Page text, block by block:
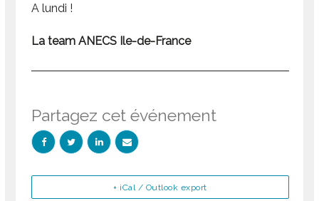
A lundi !
La team ANECS Ile-de-France
Partagez cet événement
+ iCal / Outlook export